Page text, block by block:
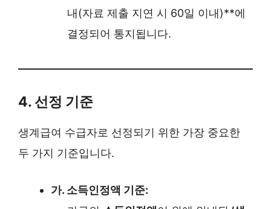
내(자료 제출 지연 시 60일 이내)**에
결정되어 통지됩니다.
4. 선정 기준
생계급여 수급자로 선정되기 위한 가장 중요한
두 가지 기준입니다.
가. 소득인정액 기준: